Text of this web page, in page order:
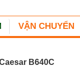
VẬN CHUYỂN
B640C